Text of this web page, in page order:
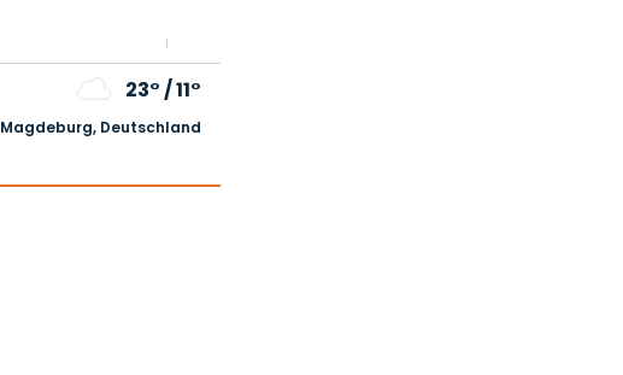
23°/11°
Magdeburg, Deutschland